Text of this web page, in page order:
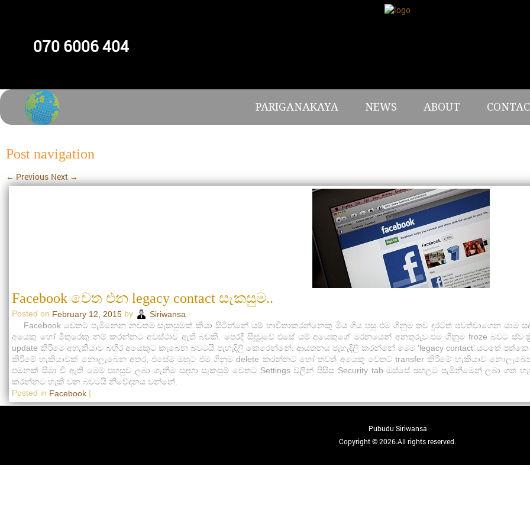
070 6006 404
PARIGANAKAYA NEWS ABOUT
Post navigation
← Previous Next →
Facebook වෙත එන legacy contact සැකසුම..
Posted on February 12, 2015 by
Siriwansa
Facebook වෙතට පැමිනෙන නවතම සැකසුමක් කියා සිටින්නේ යම් භාවිතාකරන්නෙකු මිය ගිය පසු එම ගිනුම තව දුරටත් පවත්වාගෙන යාම
අයෙකු හෝ මිතුරෙකු නම් කරන්නට අවස්ථාව ඇති බවකි. පෙරදී සිදුවූවේ එසේ යම් අයෙකුගේ මරනයෙන් අනතුරුව එම ගිනුම froze බවට
update කිරීමෙ අහැකියාව බහිර අයෙකුට කැබෙන බවටයි පැහැදිලි කෙරෙන්නේ. ආයතනය පැහැදිලි කරන්නේ මෙම ‘legacy contact’ යටතේ
කිරීමේ හැකියාවක් නොලැබෙන අතර, එසේම ඔහුට එම ගිනුම delete කරන්නට හෝ තවත් අයෙකු වෙතට transfer කිරීමේ හැකියාව
පමනක් සීමා වී ඇති මෙම පහසුව ලබා ගැනීම සදහා සැකසුම් වෙතට Settings වලින් පිසිස Security tab ඔස්සේ පහලට පැමිනීමෙන් ලබා ගත
කරන්නට හැකි වන බවටයි නිවේදනය වන්නේ.
Posted in Facebook |
Copyright © 2026.All rights reserved.
Pubudu Siriwansa